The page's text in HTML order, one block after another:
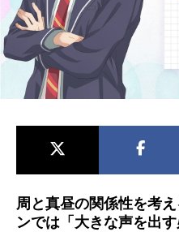
アニメ映画一覧
今期アニメ曜日別一覧
春アニメ
男性声優/女性声優一覧
周と真昼の関係性を考
ンでは「大きな声を出